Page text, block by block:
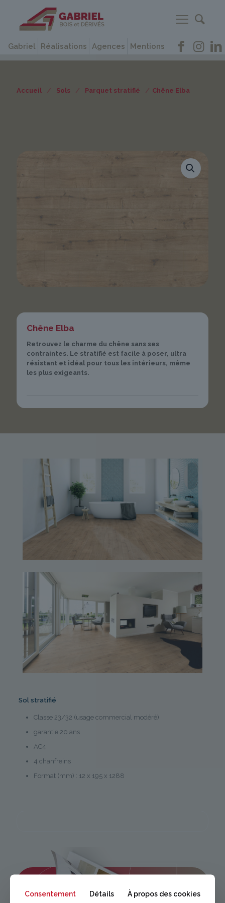
Gabriel Réalisations Agences Mentions
Accueil / Sols / Parquet stratifié / Chêne Elba
Chêne Elba
Retrouvez le charme du chêne sans ses
contraintes. Le stratifié est facile à poser, ultra
résistant et idéal pour tous les intérieurs, même
les plus exigeants.
Sol stratifié
Classe 23/32 (usage commercial modéré)
garantie 20 ans
AC4
4 chanfreins
Format (mm) : 12 x 195 x 1288
Consentement Détails À propos des cookies